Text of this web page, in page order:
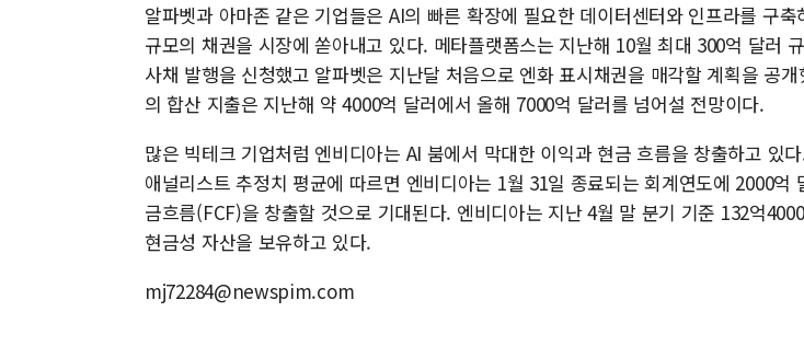
알파벳과 아마존 같은 기업들은 AI의 빠른 확장에 필요한 데이터센터와 인프라를 구축
규모의 채권을 시장에 쏟아내고 있다. 메타플랫폼스는 지난해 10월 최대 300억 달러
사채 발행을 신청했고 알파벳은 지난달 처음으로 엔화 표시채권을 매각할 계획을 공
의 합산 지출은 지난해 약 4000억 달러에서 올해 7000억 달러를 넘어설 전망이다.
많은 빅테크 기업처럼 엔비디아는 AI 붐에서 막대한 이익과 현금 흐름을 창출하고 있
애널리스트 추정치 평균에 따르면 엔비디아는 1월 31일 종료되는 회계연도에 2000억
금흐름(FCF)을 창출할 것으로 기대된다. 엔비디아는 지난 4월 말 분기 기준 132억
현금성 자산을 보유하고 있다.
mj72284@newspim.com